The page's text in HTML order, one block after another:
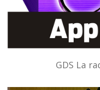
GDS La